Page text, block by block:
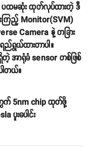
ပထမဆုံး ထုတ်လုပ်ထားတဲ့ ဒီ
ြည့် Monitor(SVM)
Camera နဲ့ တခြား
ရွယ်ထားတာပါ။
အာရုံခံ sensor တစ်ဖြစ်
ါတယ်။
က် 5nm chip ထုတ်ဖို့
ပူးပေါင်း